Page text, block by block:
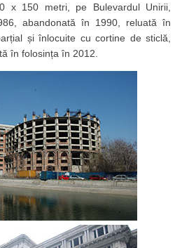
x 150 metri, pe Bulevardul Unirii,
abandonată în 1990, reluată în
și înlocuite cu cortine de sticlă,
în folosința în 2012.